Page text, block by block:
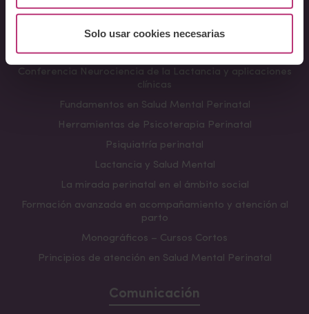
Solo usar cookies necesarias
Preguntas frecuentes
Conferencia Neurociencia de la Lactancia y aplicaciones
clínicas
Fundamentos en Salud Mental Perinatal
Herramientas de Psicoterapia Perinatal
Psiquiatría perinatal
Lactancia y Salud Mental
La mirada perinatal en el ámbito social
Formación avanzada en acompañamiento y atención al
parto
Monográficos – Cursos Cortos
Principios de atención en Salud Mental Perinatal
Comunicación